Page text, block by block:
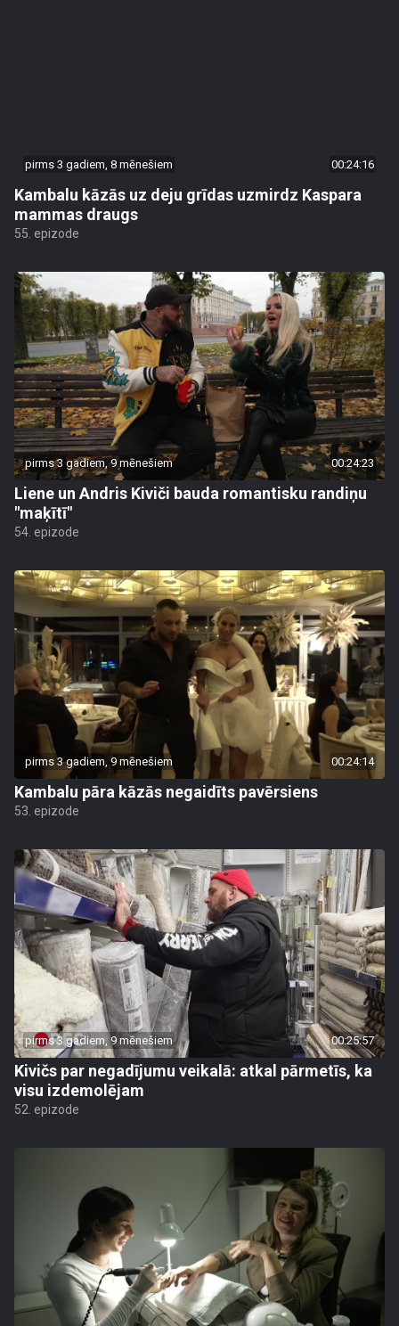
pirms 3 gadiem, 8 mēnešiem 00:24:16
Kambalu kāzās uz deju grīdas uzmirdz Kaspara
mammas draugs
55. epizode
pirms 3 gadiem, 9 mēnešiem 00:24:23
Liene un Andris Kiviči bauda romantisku randiņu
"maķītī"
54. epizode
pirms 3 gadiem, 9 mēnešiem 00:24:14
Kambalu pāra kāzās negaidīts pavērsiens
53. epizode
pirms 3 gadiem, 9 mēnešiem 00:25:57
Kivičs par negadījumu veikalā: atkal pārmetīs, ka
visu izdemolējam
52. epizode